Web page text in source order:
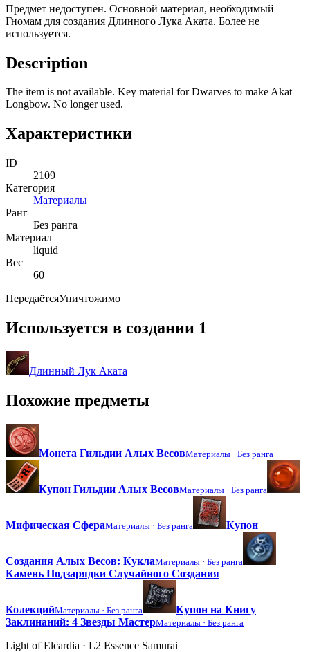
Предмет недоступен. Основной материал, необходимый
Гномам для создания Длинного Лука Аката. Более не
используется.
Description
The item is not available. Key material for Dwarves to make Akat
Longbow. No longer used.
Характеристики
ID
2109
Категория
Материалы
Ранг
Без ранга
Материал
liquid
Вес
60
ПередаётсяУничтожимо
Используется в создании 1
Длинный Лук Аката
Похожие предметы
Монета Гильдии Алых ВесовМатериалы · Без ранга
Купон Гильдии Алых ВесовМатериалы · Без ранга
Мифическая СфераМатериалы · Без ранга Купон
Создания Алых Весов: КуклаМатериалы · Без ранга
Камень Подзарядки Случайного Создания
КолекцийМатериалы · Без ранга
Купон на Книгу
Заклинаний: 4 Звезды МастерМатериалы · Без ранга
Light of Elcardia · L2 Essence Samurai